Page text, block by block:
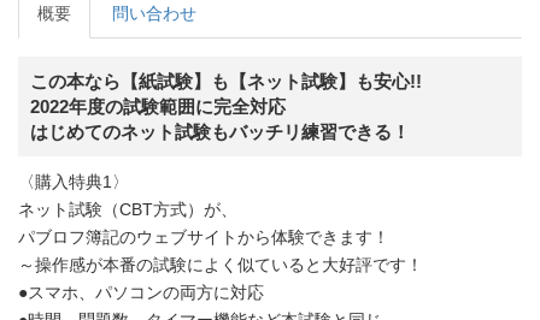
概要 問い合わせ
この本なら【紙試験】も【ネット試験】も安心!!
2022年度の試験範囲に完全対応
はじめてのネット試験もバッチリ練習できる！
〈購入特典1〉
ネット試験（CBT方式）が、
パブロフ簿記のウェブサイトから体験できます！
～操作感が本番の試験によく似ていると大好評です！
●スマホ、パソコンの両方に対応